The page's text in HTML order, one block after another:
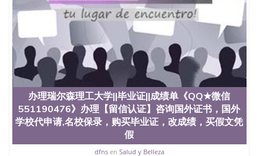
证明QQ微信551190476国外硕士文凭办理QQ微信
551190476 网上买文凭可靠吗QQ微信551190476买国
外文凭质量QQ微信551190476国外本科毕业证怎么办
理QQ微信551190476国外大学文凭真制作QQ微信
551190476办国外文凭可找工作QQ微信551190476国
外大学有毕业证QQ微信551190476办理国外毕业证价
格QQ微信551190476国外编号查询QQ微信551190476
办理国外文凭要交定金吗QQ微信551190476办国外可
查文凭QQ微信551190476网上购买真文凭可信吗QQ
微信551190476学士学位证书查询机构QQ微信
551190476 国外资格证书办理QQ微信551190476如何
办理学历认证QQ微信551190476海外文凭认证办理
QQ微信551190476 圣何塞州立大学（San Jose State
University, 又译为“圣荷西州立大学”）成立于1857
办理瑞尔森理工大学||毕业证||成绩单《QQ★微信
551190476》办理【留信认证】咨询国外证书，国外
学校代申请,名校保录，购买毕业证，改成绩，买假文凭
假
dfnsen Salud y Belleza